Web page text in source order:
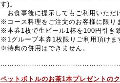
す)。
お食事後に提示してもご利用いただ
※コース料理をご注文のお客様に限り
※本券1枚で生ビール1杯を100円引き
※1グループ本券1枚限りご利用頂けま
※特典の併用はできません。
ペットボトルのお茶1本プレゼントの